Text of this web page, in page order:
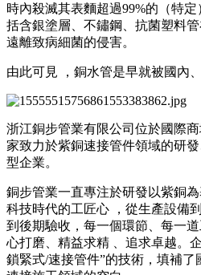
時內殺滅其表麵超過99%的（特定
括含銀塗層 、不鏽鋼、抗菌塑
遠離致病細菌的侵害。
由此可見 ，銅水管是早就被國內
浙江銅步管業有限公司位於國際商
家致力於紫銅速接管件領域的研發
型企業。
銅步管業一直專注於研發以紫銅為
科技時代的工匠心 ，從生產設備
到後期驗收，每一個環節 、每一道
心打磨 、精益求精 、追求卓越
鎖緊式/速接管件”的技術，填補